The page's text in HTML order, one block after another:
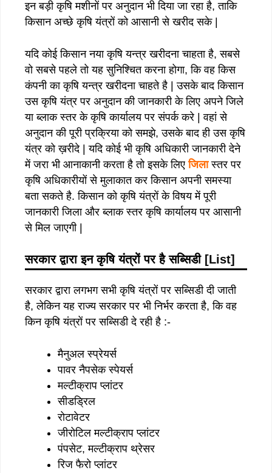
इन बड़ी कृषि मशीनों पर अनुदान भी दिया जा रहा है, ताकि
किसान अच्छे कृषि यंत्रों को आसानी से खरीद सके |
यदि कोई किसान नया कृषि यन्त्र खरीदना चाहता है, सबसे
वो सबसे पहले तो यह सुनिश्चित करना होगा, कि वह किस
कंपनी का कृषि यन्त्र खरीदना चाहते है | उसके बाद किसान
उस कृषि यंत्र पर अनुदान की जानकारी के लिए अपने जिले
या ब्लाक स्तर के कृषि कार्यालय पर संपर्क करे | वहां से
अनुदान की पूरी प्रक्रिया को समझे, उसके बाद ही उस कृषि
यंत्र को ख़रीदे | यदि कोई भी कृषि अधिकारी जानकारी देने
में जरा भी आनाकानी करता है तो इसके लिएजिलास्तर पर
कृषि अधिकारीयों से मुलाकात कर किसान अपनी समस्या
बता सकते है. किसान को कृषि यंत्रों के विषय में पूरी
जानकारी जिला और ब्लाक स्तर कृषि कार्यालय पर आसानी
से मिल जाएगी |
सरकार द्वारा इन कृषि यंत्रों पर है सब्सिडी [List]
सरकार द्वारा लगभग सभी कृषि यंत्रों पर सब्सिडी दी जाती
है, लेकिन यह राज्य सरकार पर भी निर्भर करता है, कि वह
किन कृषि यंत्रों पर सब्सिडी दे रही है :-
मैनुअल स्प्रेयर्स
पावर नैपसेक स्पेयर्स
मल्टीक्राप प्लांटर
सीडड्रिल
रोटावेटर
जीरोटिल मल्टीक्राप प्लांटर
पंपसेट, मल्टीक्राप थ्रेसर
रिज फैरो प्लांटर